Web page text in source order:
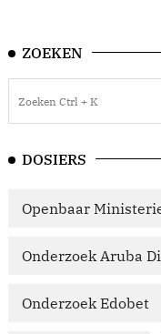
ZOEKEN
DOSIERS
Openbaar
Onderzoek Aruba
Onderzoek Edobet